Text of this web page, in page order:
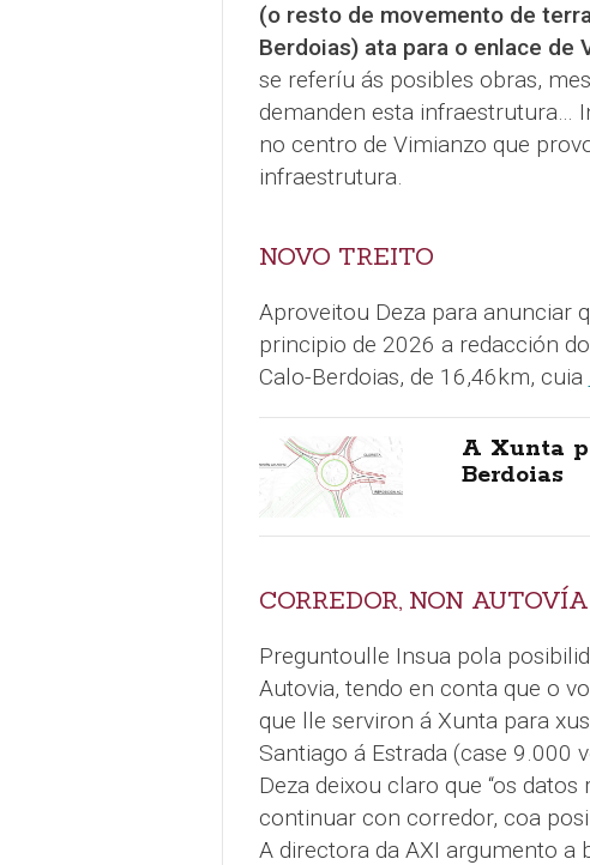
(o resto de movemento de
Berdoias) ata para o enlace de
se referíu ás posibles obras,
demanden esta infraestrutura…
no centro de Vimianzo que
infraestrutura.
NOVO TREITO
Aproveitou Deza para anunciar
principio de 2026 a redacción
Calo-Berdoias, de 16,46km, cuia
A Xunta
Berdoias
CORREDOR, NON AUTOVÍA
Preguntoulle Insua pola
Autovia, tendo en conta que o
que lle serviron á Xunta para
Santiago á Estrada (case 9.000
Deza deixou claro que “os
continuar con corredor, coa
A directora da AXI argumento a